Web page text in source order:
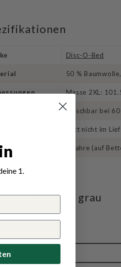
Disc-O-Bed
50 %
Masse 2XL:
Waschbar bei 60
Bett nicht im
2 Jahre (auf
Laken XXL grau
1.